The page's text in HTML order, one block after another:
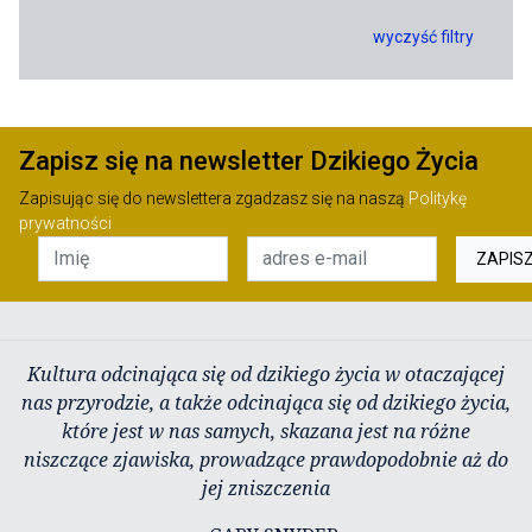
wyczyść filtry
Zapisz się na newsletter Dzikiego Życia
Zapisując się do newslettera zgadzasz się na naszą Politykę
prywatności
Kultura odcinająca się od dzikiego życia w otaczającej
nas przyrodzie, a także odcinająca się od dzikiego życia,
które jest w nas samych, skazana jest na różne
niszczące zjawiska, prowadzące prawdopodobnie aż do
jej zniszczenia